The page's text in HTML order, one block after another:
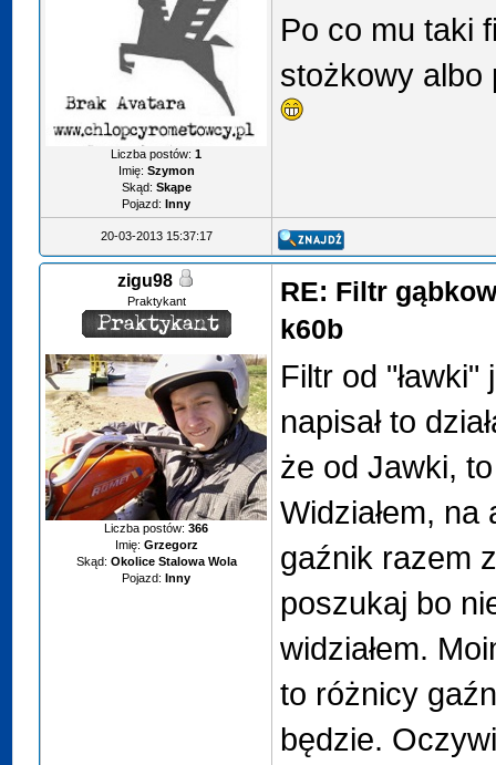
Liczba postów:1
Imię: Szymon
Skąd: Skąpe
Pojazd: Inny
Po co mu taki
stożkowy albo
20-03-2013 15:37:17
zigu98
Praktykant
Liczba postów:366
Imię: Grzegorz
Skąd: Okolice Stalowa Wola
Pojazd: Inny
RE: Filtr
k60b
Filtr od
napisał to
że od Jawki,
Widziałem,
gaźnik razem
poszukaj bo
widziałem.
to różnicy
będzie.